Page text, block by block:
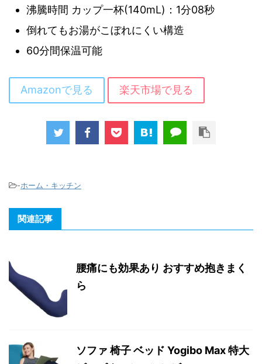
沸騰時間 カップ一杯(140mL)：1分08秒
倒れてもお湯がこぼれにくい構造
60分間保温可能
Amazonで見る 楽天市場で見る
-ホーム・キッチン
関連記事
腰痛にも効果あり おすすめ抱きまく
ら
ソファ 椅子 ベッド Yogibo Max 特大